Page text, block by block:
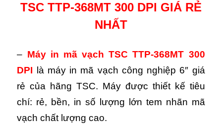
TSC TTP-368MT 300 DPI GIÁ RẺ
NHẤT
– Máy in mã vạch TSC TTP-368MT 300
DPI
là máy in mã vạch công nghiệp 6″ giá
rẻ của hãng TSC. Máy được thiết kế tiêu
chí: rẻ, bền, in số lượng lớn tem nhãn mã
vạch chất lượng cao.